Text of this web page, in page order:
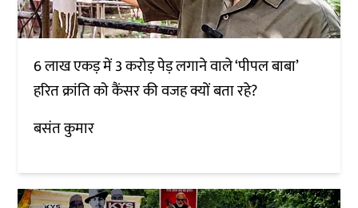
6 लाख एकड़ में 3 करोड़ पेड़ लगाने वाले ‘पीपल बाबा’
हरित क्रांति को कैंसर की वजह क्यों बता रहे?
बसंत कुमार